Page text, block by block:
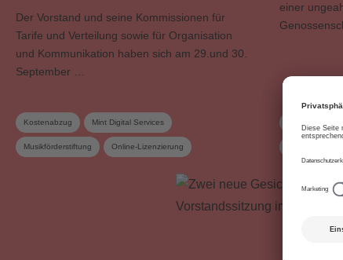
Der Vorstand und seine Kommissionen für
Tarife und Verteilung sowie für Organisation
und Kommunikation haben sich am 29.und 30.
September …
Kostenabzug Mint Digital Services
Musikförderstiftung Online-Lizenzierung
einer